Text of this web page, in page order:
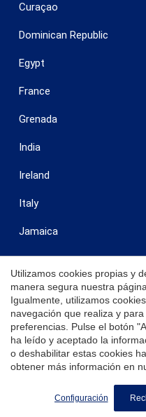
SOLICITE
Curaçao
Dominican Republic
Egypt
France
Grenada
India
Ireland
Italy
Jamaica
© 2026 Coldwell Banker.
Banker y los logotipos de
Coldwell Banker Real Estate
opera de
Utilizamos cookies propias y
manera segura nuestra
Igualmente, utilizamos
navegación que realiza y
preferencias. Pulse el botón
ha leído y aceptado la
o deshabilitar estas cookies
obtener más información en
Configuración